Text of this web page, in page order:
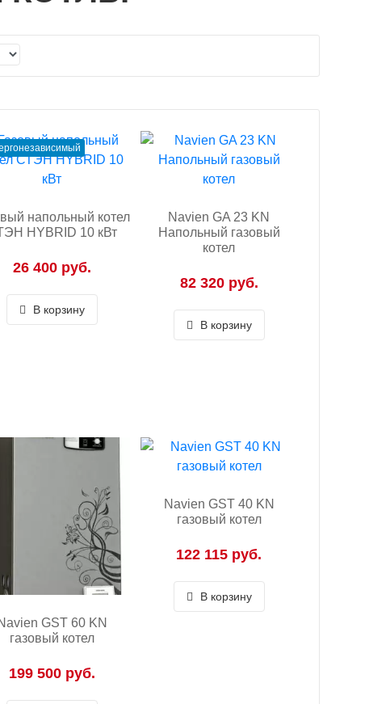
напольный котел
HYBRID 10 кВт
26 400 руб.
В корзину
Navien GA 23 KN
Напольный газовый
котел
82 320 руб.
В корзину
GST 60 KN
газовый котел
199 500 руб.
Navien GST 40 KN
газовый котел
122 115 руб.
В корзину